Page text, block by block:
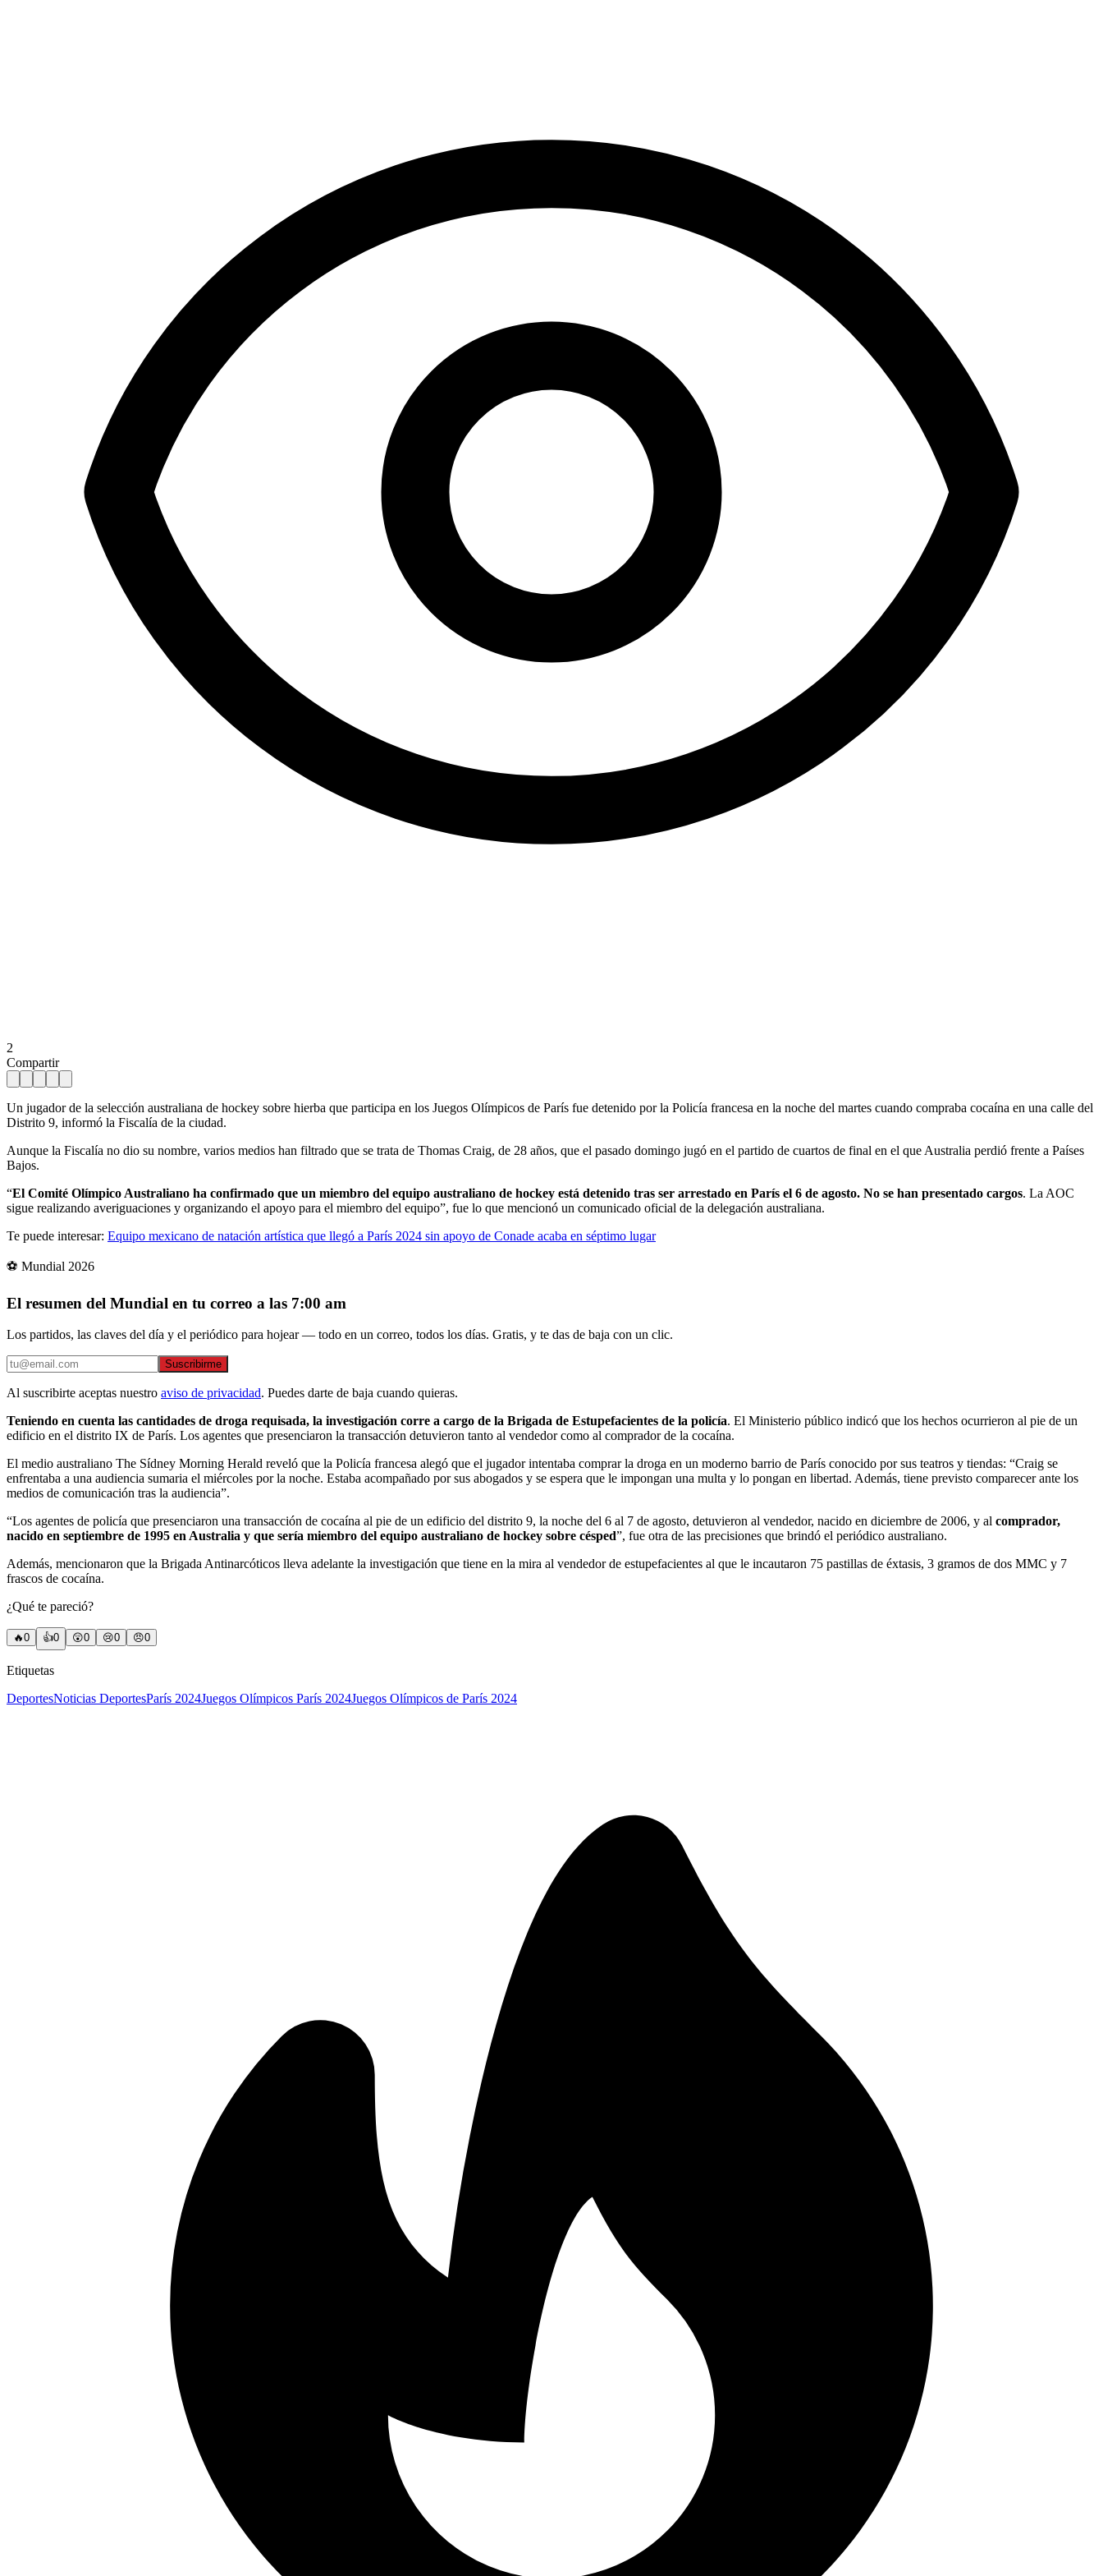
2
Compartir
Un jugador de la selección australiana de hockey sobre hierba que participa en los Juegos Olímpicos de París fue detenido por la Policía francesa en la noche del martes cuando compraba cocaína en una calle del
Distrito 9, informó la Fiscalía de la ciudad.
Aunque la Fiscalía no dio su nombre, varios medios han filtrado que se trata de Thomas Craig, de 28 años, que el pasado domingo jugó en el partido de cuartos de final en el que Australia perdió frente a Países
Bajos.
“El Comité Olímpico Australiano ha confirmado que un miembro del equipo australiano de hockey está detenido tras ser arrestado en París el 6 de agosto. No se han presentado cargos. La AOC
sigue realizando averiguaciones y organizando el apoyo para el miembro del equipo”, fue lo que mencionó un comunicado oficial de la delegación australiana.
Te puede interesar: Equipo mexicano de natación artística que llegó a París 2024 sin apoyo de Conade acaba en séptimo lugar
⚽ Mundial 2026
El resumen del Mundial en tu correo a las 7:00 am
Los partidos, las claves del día y el periódico para hojear — todo en un correo, todos los días. Gratis, y te das de baja con un clic.
Suscribirme
Al suscribirte aceptas nuestro aviso de privacidad. Puedes darte de baja cuando quieras.
Teniendo en cuenta las cantidades de droga requisada, la investigación corre a cargo de la Brigada de Estupefacientes de la policía. El Ministerio público indicó que los hechos ocurrieron al pie de un
edificio en el distrito IX de París. Los agentes que presenciaron la transacción detuvieron tanto al vendedor como al comprador de la cocaína.
El medio australiano The Sídney Morning Herald reveló que la Policía francesa alegó que el jugador intentaba comprar la droga en un moderno barrio de París conocido por sus teatros y tiendas: “Craig se
enfrentaba a una audiencia sumaria el miércoles por la noche. Estaba acompañado por sus abogados y se espera que le impongan una multa y lo pongan en libertad. Además, tiene previsto comparecer ante los
medios de comunicación tras la audiencia”.
“Los agentes de policía que presenciaron una transacción de cocaína al pie de un edificio del distrito 9, la noche del 6 al 7 de agosto, detuvieron al vendedor, nacido en diciembre de 2006, y al comprador,
nacido en septiembre de 1995 en Australia y que sería miembro del equipo australiano de hockey sobre césped”, fue otra de las precisiones que brindó el periódico australiano.
Además, mencionaron que la Brigada Antinarcóticos lleva adelante la investigación que tiene en la mira al vendedor de estupefacientes al que le incautaron 75 pastillas de éxtasis, 3 gramos de dos MMC y 7
frascos de cocaína.
¿Qué te pareció?
🔥0 👍0 😲0 😢0 😠0
Etiquetas
DeportesNoticias DeportesParís 2024Juegos Olímpicos París 2024Juegos Olímpicos de París 2024